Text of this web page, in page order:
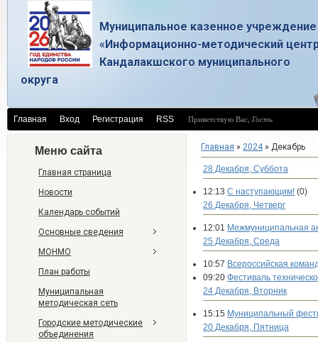
Муниципальное казенное учреждение
«Информационно-методический
Кандалакшского муниципального
округа
Главная Вход Регистрация RSS Приветствую Вас Гость
Меню сайта
Главная страница
Новости
Календарь событий
Основные сведения
МОНМО
План работы
Муниципальная
методическая сеть
Городские методические
объединения
Главная » 2024 » Декабрь
28 Декабря, Суббота
12:13 С наступающим! (0)
26 Декабря, Четверг
12:01 Межмуниципальная
25 Декабря, Среда
10:57 Всероссийская
09:20 Фестиваль
24 Декабря, Вторник
15:15 Муниципальный
20 Декабря, Пятница